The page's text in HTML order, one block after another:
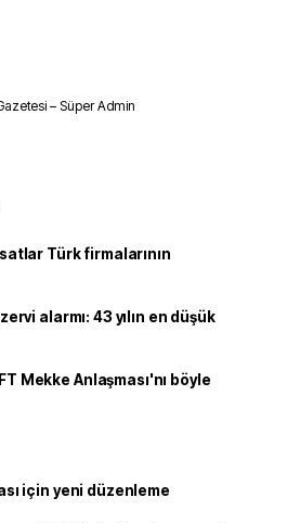
– Süper Admin
Türk firmalarının
alarmı: 43 yılın en düşük
Mekke Anlaşması'nı böyle
için yeni düzenleme